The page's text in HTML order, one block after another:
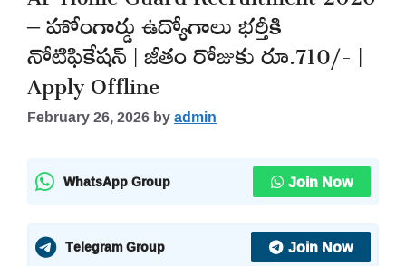
– హోంగార్డు ఉద్యోగాలు భర్తీకి
నోటిఫికేషన్ | జీతం రోజుకు రూ.710/- |
Apply Offline
February 26, 2026byadmin
WhatsApp Group Join Now
Telegram Group Join Now